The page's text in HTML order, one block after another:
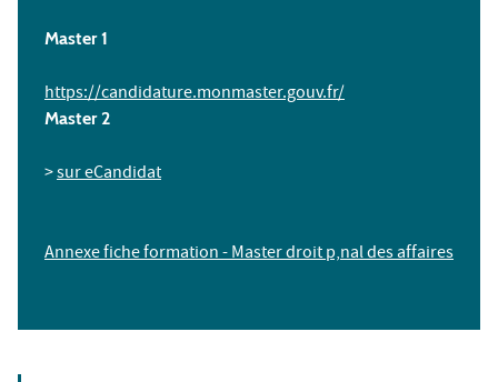
Master 1
https://candidature.monmaster.gouv.fr/
Master 2
>sur eCandidat
Annexe fiche formation - Master droit p‚nal des affaires